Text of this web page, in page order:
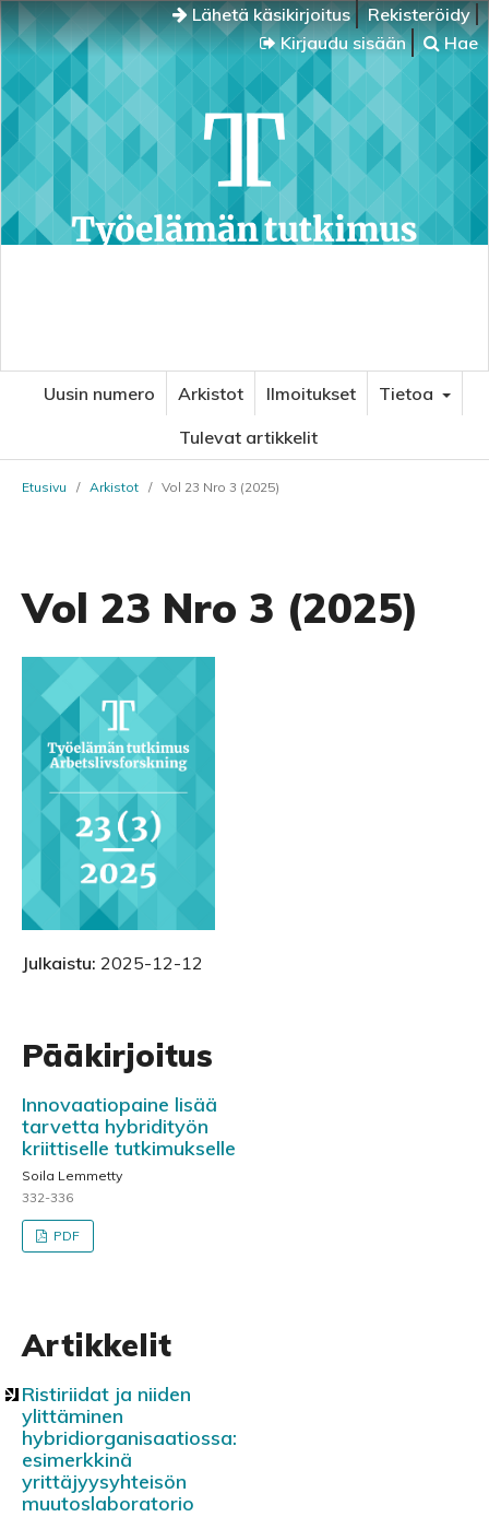
Lähetä käsikirjoitus
Rekisteröidy
Kirjaudu sisään
Hae
Uusin numero Arkistot Ilmoitukset
Tietoa
Tulevat artikkelit
Etusivu / Arkistot / Vol 23 Nro 3 (2025)
Vol 23 Nro 3 (2025)
Julkaistu: 2025-12-12
Pääkirjoitus
Innovaatiopaine lisää
tarvetta hybridityön
kriittiselle tutkimukselle
Soila Lemmetty
332-336
PDF
Artikkelit
Ristiriidat ja niiden
ylittäminen
hybridiorganisaatiossa:
esimerkkinä
yrittäjyysyhteisön
muutoslaboratorio